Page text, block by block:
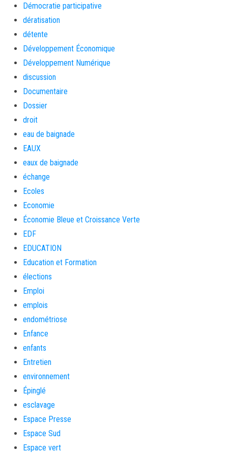
Démocratie participative
dératisation
détente
Développement Économique
Développement Numérique
discussion
Documentaire
Dossier
droit
eau de baignade
EAUX
eaux de baignade
échange
Ecoles
Economie
Économie Bleue et Croissance Verte
EDF
EDUCATION
Education et Formation
élections
Emploi
emplois
endométriose
Enfance
enfants
Entretien
environnement
Épinglé
esclavage
Espace Presse
Espace Sud
Espace vert